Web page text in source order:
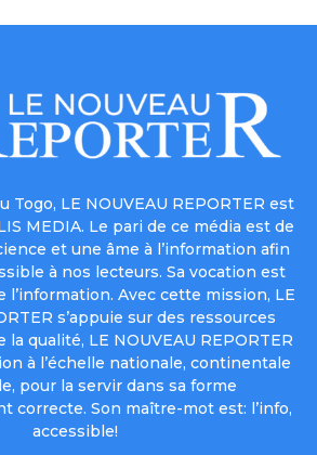
Togo, LE NOUVEAU REPORTER est
MEDIA. Le pari de ce média est de
et une âme à l’information afin
à nos lecteurs. Sa vocation est
l’information. Avec cette mission, LE
s’appuie sur des ressources
la qualité, LE NOUVEAU REPORTER
à l’échelle nationale, continentale
pour la servir dans sa forme
correcte. Son maître-mot est: l’info,
accessible!